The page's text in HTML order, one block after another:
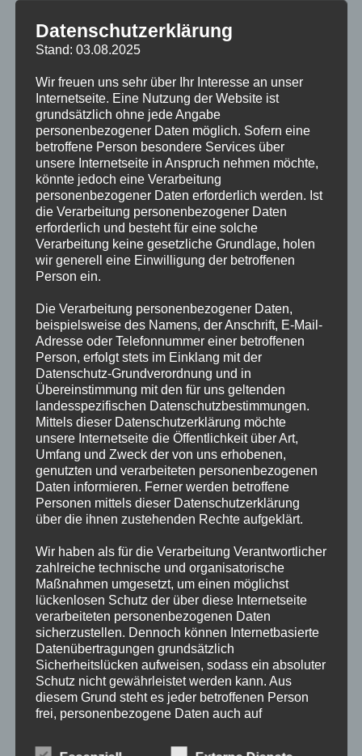
Die FF Alsterdorf konnte den Einsatz noch auf der Anfahrt
die Polizei gesichert und im Anschluss an den Rettungsdienst
übergeben!
WeiterlesenTECHNISCHE
HILFELEISTUNG
MENSCHENLEBEN
IN
GEFAHR
HÖHENRETTUNG
FEUER
Angebranntes Essen auf einem eingeschalteten E-Herd gab
Feuerwehr notwendig!
WeiterlesenFEUER
FEUER MENSCHENLEBEN IN GEFAHR
Ein Bewohner eines Mehrfamilienhauses meldete der
Rettungsleitstelle mehrere ausgelöste Heimwarnmelder sowie
laute Geräusche aus einer Nachbarwohnung! Der Anrufer gab
an, dass der Bewohner noch in der Wohnung sei und nicht
reagieren würde. Umgehend wurde durch den
Leitstellendisponent das Alarmstichwort "FEUER…
WeiterlesenFEUER
MENSCHENLEBEN
IN
GEFAHR
FEUER
Angebrannte Nahrungsmittel auf einem eingeschalteten E-
Datenschutzerklärung
Stand: 03.08.2025
Wir freuen uns sehr über Ihr Interesse an unser
Internetseite. Eine Nutzung der Website ist
grundsätzlich ohne jede Angabe
personenbezogener Daten möglich. Sofern eine
betroffene Person besondere Services über
unsere Internetseite in Anspruch nehmen möchte,
könnte jedoch eine Verarbeitung
personenbezogener Daten erforderlich werden. Ist
die Verarbeitung personenbezogener Daten
erforderlich und besteht für eine solche
Verarbeitung keine gesetzliche Grundlage, holen
wir generell eine Einwilligung der betroffenen
Person ein.
Die Verarbeitung personenbezogener Daten,
beispielsweise des Namens, der Anschrift, E-Mail-
Adresse oder Telefonnummer einer betroffenen
Person, erfolgt stets im Einklang mit der
Datenschutz-Grundverordnung und in
Übereinstimmung mit den für uns geltenden
landesspezifischen Datenschutzbestimmungen.
Mittels dieser Datenschutzerklärung möchte
unsere Internetseite die Öffentlichkeit über Art,
Umfang und Zweck der von uns erhobenen,
genutzten und verarbeiteten personenbezogenen
Daten informieren. Ferner werden betroffene
Personen mittels dieser Datenschutzerklärung
über die ihnen zustehenden Rechte aufgeklärt.
Wir haben als für die Verarbeitung Verantwortlicher
zahlreiche technische und organisatorische
Maßnahmen umgesetzt, um einen möglichst
lückenlosen Schutz der über diese Internetseite
verarbeiteten personenbezogenen Daten
sicherzustellen. Dennoch können Internetbasierte
Datenübertragungen grundsätzlich
Sicherheitslücken aufweisen, sodass ein absoluter
Schutz nicht gewährleistet werden kann. Aus
diesem Grund steht es jeder betroffenen Person
frei, personenbezogene Daten auch auf
uns zu übermitteln.